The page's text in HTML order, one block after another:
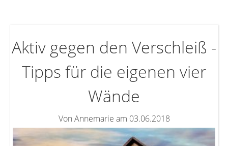
Aktiv gegen den Verschleiß -
Tipps für die eigenen vier
Wände
Von Annemarie am 03.06.2018